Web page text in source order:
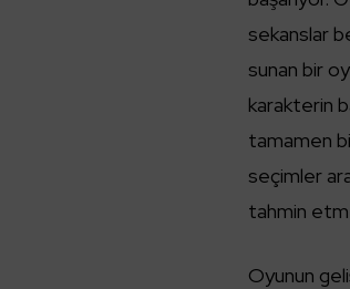
sekanslar
sunan bir
karakterin
tamamen
seçimler
tahmin
Oyunun